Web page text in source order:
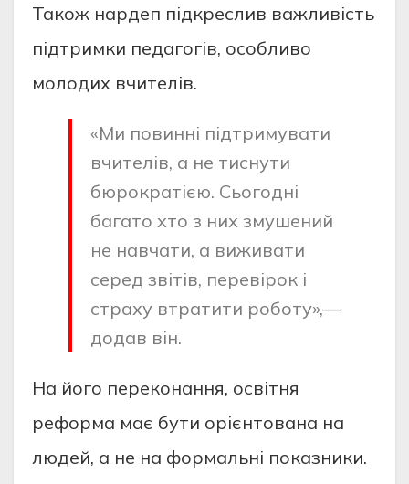
Також нардеп підкреслив важливість
підтримки педагогів, особливо
молодих вчителів.
«Ми повинні підтримувати
вчителів, а не тиснути
бюрократією. Сьогодні
багато хто з них змушений
не навчати, а виживати
серед звітів, перевірок і
страху втратити роботу»,—
додав він.
На його переконання, освітня
реформа має бути орієнтована на
людей, а не на формальні показники.